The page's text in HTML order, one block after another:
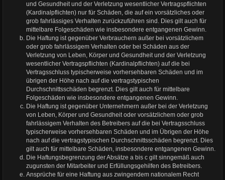
und Gesundheit und der Verletzung wesentlicher Vertragspflichten
(Kardinalpflichten) nur für Schäden, die auf ein vorsätzliches oder
grob fahrlässiges Verhalten zurückzuführen sind. Dies gilt auch für
mittelbare Folgeschäden wie insbesondere entgangenen Gewinn.
Die Haftung ist gegenüber Verbrauchern außer bei vorsätzlichem
oder grob fahrlässigem Verhalten oder bei Schäden aus der
Verletzung von Leben, Körper und Gesundheit und der Verletzung
wesentlicher Vertragspflichten (Kardinalpflichten) auf die bei
Vertragsschluss typischerweise vorhersehbaren Schäden und im
übrigen der Höhe nach auf die vertragstypischen
Durchschnittsschäden begrenzt. Dies gilt auch für mittelbare
Folgeschäden wie insbesondere entgangenen Gewinn.
Die Haftung ist gegenüber Unternehmern außer bei der Verletzung
von Leben, Körper und Gesundheit oder vorsätzlichem oder grob
fahrlässigem Verhalten des Betreibers auf die bei Vertragsschluss
typischerweise vorhersehbaren Schäden und im Übrigen der Höhe
nach auf die vertragstypischen Durchschnittsschäden begrenzt. Dies
gilt auch für mittelbare Schäden, insbesondere entgangenen Gewinn.
Die Haftungsbegrenzung der Absätze a bis c gilt sinngemäß auch
zugunsten der Mitarbeiter und Erfüllungsgehilfen des Betreibers.
Ansprüche für eine Haftung aus zwingendem nationalem Recht